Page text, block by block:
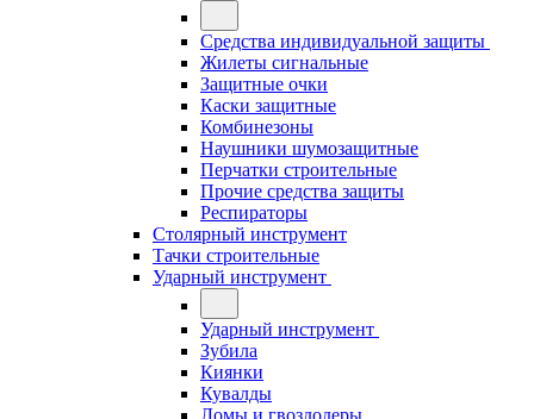
Средства индивидуальной защиты
Жилеты сигнальные
Защитные очки
Каски защитные
Комбинезоны
Наушники шумозащитные
Перчатки строительные
Прочие средства защиты
Респираторы
Столярный инструмент
Тачки строительные
Ударный инструмент
Ударный инструмент
Зубила
Киянки
Кувалды
Ломы и гвоздодеры